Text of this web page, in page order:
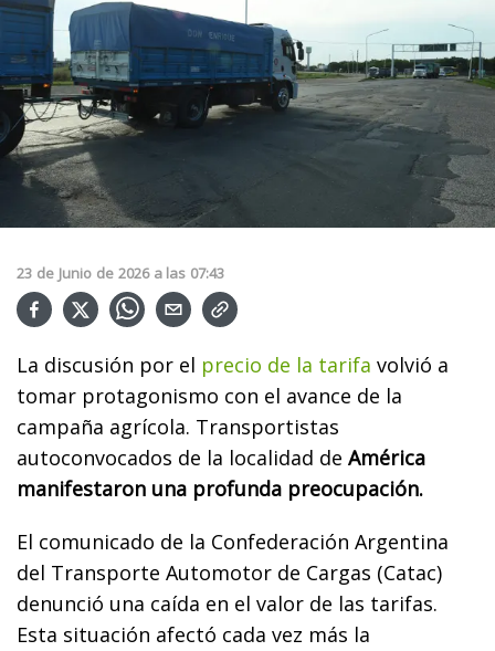
23 de Junio de 2026 a las 07:43
La discusión por el precio de la tarifa volvió a
tomar protagonismo con el avance de la
campaña agrícola. Transportistas
autoconvocados de la localidad de América
manifestaron una profunda preocupación.
El comunicado de la Confederación Argentina
del Transporte Automotor de Cargas (Catac)
denunció una caída en el valor de las tarifas.
Esta situación afectó cada vez más la